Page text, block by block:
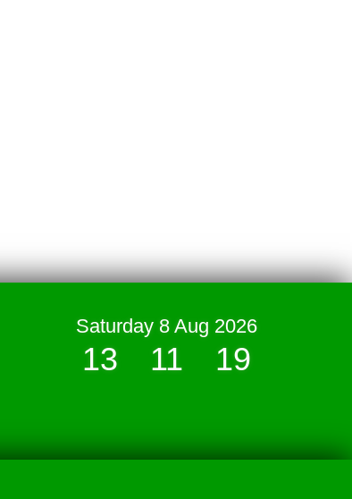
Saturday 8 Aug 2026
13 11 20